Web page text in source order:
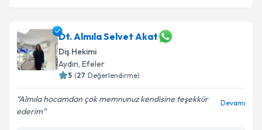
Dt. Almıla Selvet Akat
Diş Hekimi
Aydın, Efeler
5 (27 Değerlendirme)
Almıla hocamdan çok memnunuz kendisine teşekkür
ederim
Devamı